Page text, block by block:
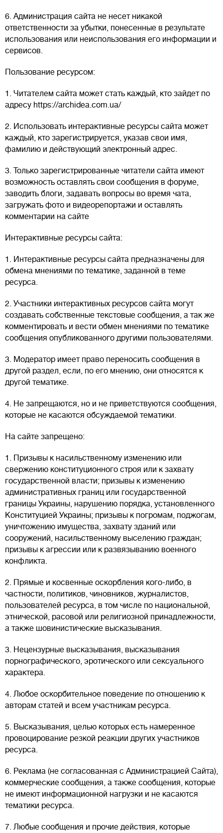
6. Администрация сайта не несет никакой
ответственности за убытки, понесенные в результате
использования или неиспользования его информации и
сервисов.
Пользование ресурсом:
1. Читателем сайта может стать каждый, кто зайдет по
адресу https://archidea.com.ua/
2. Использовать интерактивные ресурсы сайта может
каждый, кто зарегистрируется, указав свои имя,
фамилию и действующий электронный адрес.
3. Только зарегистрированные читатели сайта имеют
возможность оставлять свои сообщения в форуме,
заводить блоги, задавать вопросы во время чата,
загружать фото и видеорепортажи и оставлять
комментарии на сайте
Интерактивные ресурсы сайта:
1. Интерактивные ресурсы сайта предназначены для
обмена мнениями по тематике, заданной в теме
ресурса.
2. Участники интерактивных ресурсов сайта могут
создавать собственные текстовые сообщения, а так же
комментировать и вести обмен мнениями по тематике
сообщения опубликованного другими пользователями.
3. Модератор имеет право переносить сообщения в
другой раздел, если, по его мнению, они относятся к
другой тематике.
4. Не запрещаются, но и не приветствуются сообщения,
которые не касаются обсуждаемой тематики.
На сайте запрещено:
1. Призывы к насильственному изменению или
свержению конституционного строя или к захвату
государственной власти; призывы к изменению
административных границ или государственной
границы Украины, нарушению порядка, установленного
Конституцией Украины; призывы к погромам, поджогам,
уничтожению имущества, захвату зданий или
сооружений, насильственному выселению граждан;
призывы к агрессии или к развязыванию военного
конфликта.
2. Прямые и косвенные оскорбления кого-либо, в
частности, политиков, чиновников, журналистов,
пользователей ресурса, в том числе по национальной,
этнической, расовой или религиозной принадлежности,
а также шовинистические высказывания.
3. Нецензурные высказывания, высказывания
порнографического, эротического или сексуального
характера.
4. Любое оскорбительное поведение по отношению к
авторам статей и всем участникам ресурса.
5. Высказывания, целью которых есть намеренное
провоцирование резкой реакции других участников
ресурса.
6. Реклама (не согласованная с Администрацией Сайта),
коммерческие сообщения, а также сообщения, которые
не имеют информационной нагрузки и не касаются
тематики ресурса.
7. Любые сообщения и прочие действия, которые